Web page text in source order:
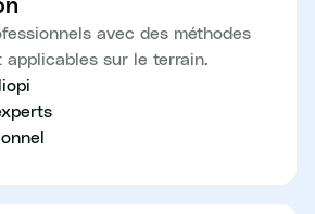
avec des méthodes
applicables sur le terrain.